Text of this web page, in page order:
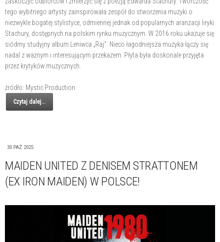
tego wybitnego artysty zainspirowała zespół do stworzenia muzyki o
niezwykle bogatej stylistyce, odmiennej jednak od popularnych aranżacji liryki
Stachury, dostępnych na polskim rynku muzycznym. W 2016 roku ukazuje się
siódmy studyjny album Leniwca „Raj". Nieco łagodniejsza muzyka łączy się
nadal z ważnym i interesującym przekazem. Płyta była doskonale przyjęta
przez krytyków muzycznych.
źródło: Mystic Production
Czytaj dalej...
30 PAŹ 2025
MAIDEN UNITED Z DENISEM STRATTONEM
(EX IRON MAIDEN) W POLSCE!